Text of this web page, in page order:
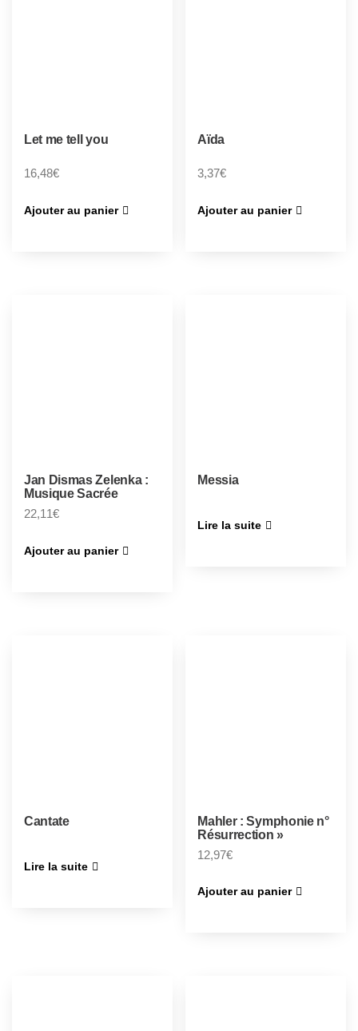
Let me tell you
16,48€
Ajouter au panier
Aïda
3,37€
Ajouter au panier
Jan Dismas Zelenka :
Musique Sacrée
22,11€
Ajouter au panier
Messia
Lire la suite
Cantate
Lire la suite
Mahler : Symphonie n°
Résurrection »
12,97€
Ajouter au panier